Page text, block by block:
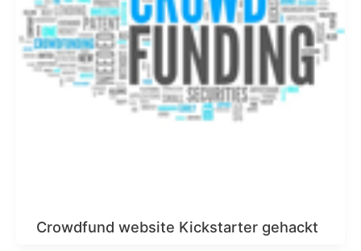
Crowdfund website Kickstarter gehackt